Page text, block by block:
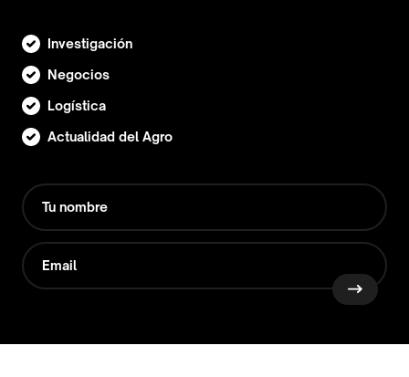
Investigación
Negocios
Logística
Actualidad del Agro